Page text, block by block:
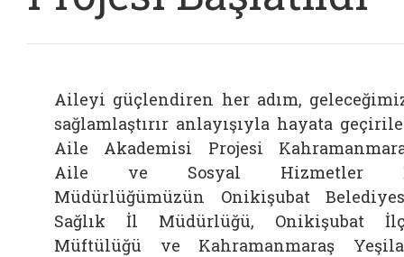
Aileyi güçlendiren her adım,
sağlamlaştırır anlayışıyla hayata
Aile Akademisi Projesi
Aile ve Sosyal Hizmetler
Müdürlüğümüzün Onikişubat
Sağlık İl Müdürlüğü, Onikişubat
Müftülüğü ve Kahramanmaraş